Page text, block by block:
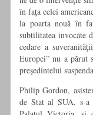
în faţa celei
la poarta nouă în
subtilitatea invocate
cedare a
Europei” nu a părut
preşedintelui
Philip Gordon,
de Stat al SUA, s-